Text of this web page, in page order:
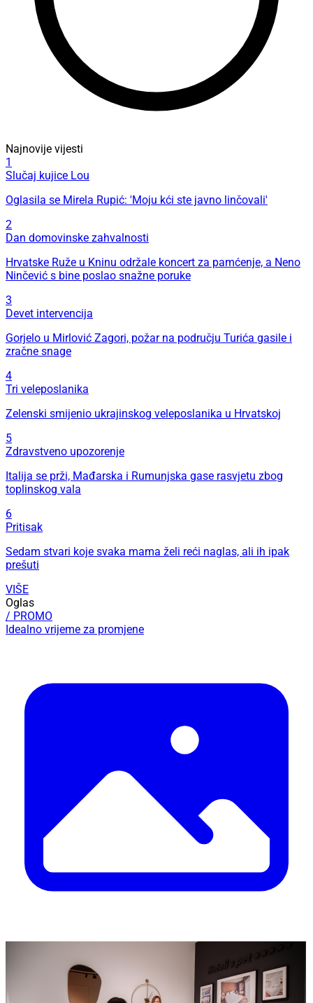
Najnovije vijesti
1
Slučaj kujice Lou
Oglasila se Mirela Rupić: 'Moju kći ste javno linčovali'
2
Dan domovinske zahvalnosti
Hrvatske Ruže u Kninu održale koncert za pamćenje, a Neno
Ninčević s bine poslao snažne poruke
3
Devet intervencija
Gorjelo u Mirlović Zagori, požar na području Turića gasile i
zračne snage
4
Tri veleposlanika
Zelenski smijenio ukrajinskog veleposlanika u Hrvatskoj
5
Zdravstveno upozorenje
Italija se prži, Mađarska i Rumunjska gase rasvjetu zbog
toplinskog vala
6
Pritisak
Sedam stvari koje svaka mama želi reći naglas, ali ih ipak
prešuti
VIŠE
Oglas
/ PROMO
Idealno vrijeme za promjene